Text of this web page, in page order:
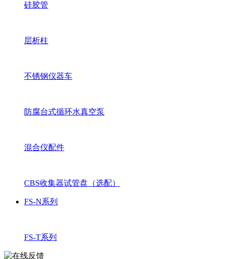
硅胶管
层析柱
不锈钢仪器车
防腐台式循环水真空泵
混合仪配件
CBS收集器试管盘（选配）
FS-N系列
FS-T系列